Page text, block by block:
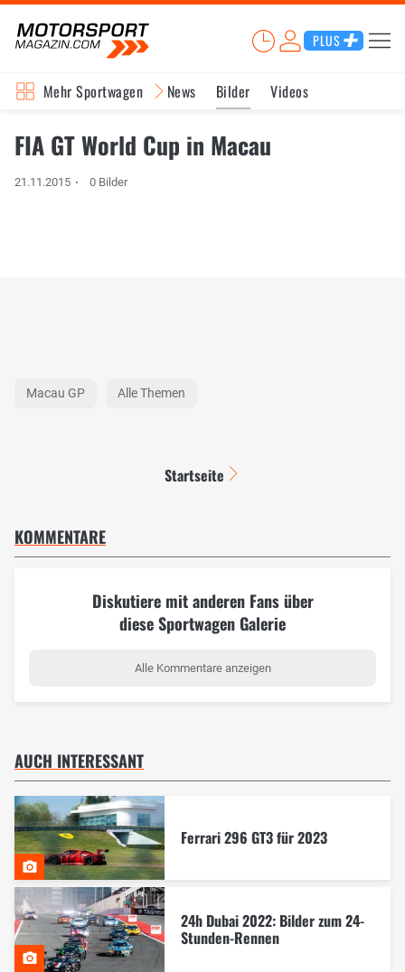
PLUS
Mehr Sportwagen News Bilder Videos
FIA GT World Cup in Macau
21.11.2015 0 Bilder
Macau GP Alle Themen
Startseite
KOMMENTARE
Diskutiere mit anderen Fans über
diese Sportwagen Galerie
Alle Kommentare anzeigen
AUCH INTERESSANT
Ferrari 296 GT3 für 2023
24h Dubai 2022: Bilder zum 24-
Stunden-Rennen